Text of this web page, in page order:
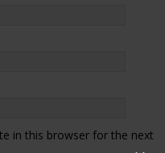
in this browser for the next